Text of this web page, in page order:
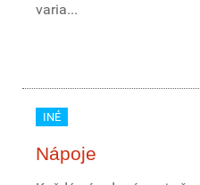
varia...
INÉ
Nápoje